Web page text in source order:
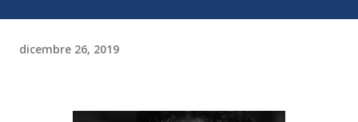
dicembre 26, 2019